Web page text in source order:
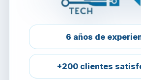
6 años de
+200 clientes